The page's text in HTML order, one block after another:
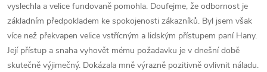
vyslechla a velice fundovaně pomohla. Doufejme, že odbornost je
základním předpokladem ke spokojenosti zákazníků. Byl jsem však
více než překvapen velice vstřícným a lidským přístupem paní Hany.
Její přístup a snaha vyhovět mému požadavku je v dnešní době
skutečně výjimečný. Dokázala mně výrazně pozitivně ovlivnit náladu.